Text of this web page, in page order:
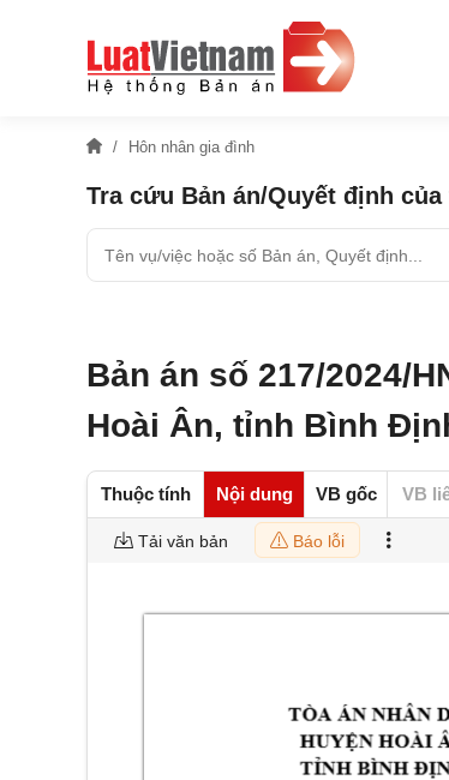
Hôn nhân gia đình
Tra cứu Bản án/Quyết định của
Bản án số 217/2024/
Hoài Ân, tỉnh Bình
Thuộc tính Nội dung VB gốc VB
Tải văn bản Báo lỗi